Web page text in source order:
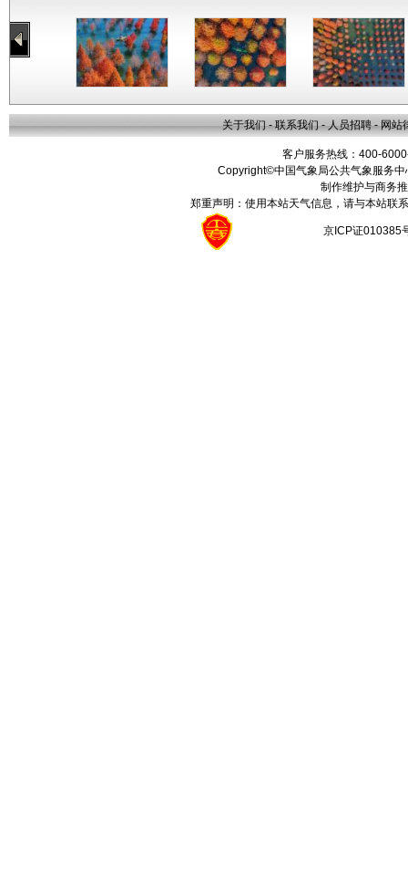
关于我们 - 联系我们 - 人员招聘 - 网站
客户服务热线：400-
Copyright©中国气象局公共气象服务
制作维护与商务
郑重声明：使用本站天气信息，请与本站联
京ICP证010385